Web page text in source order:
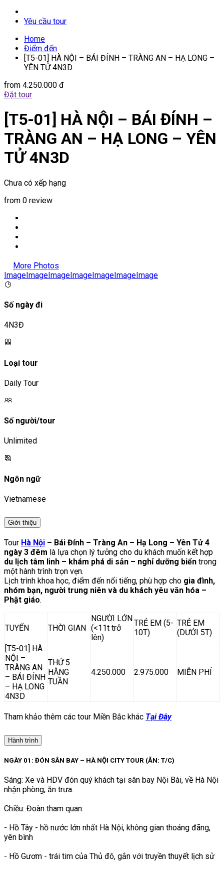
Yêu cầu tour
Home
Điểm đến
[T5-01] HÀ NỘI – BÁI ĐÍNH – TRÀNG AN – HẠ LONG –
YÊN TỬ 4N3D
from 4.250.000 đ
Đặt tour
[T5-01] HÀ NỘI – BÁI ĐÍNH –
TRÀNG AN – HẠ LONG – YÊN
TỬ 4N3D
Chưa có xếp hạng
from 0 review
More Photos
ImageImageImageImageImageImageImage
Số ngày đi
4N3Đ
Loại tour
Daily Tour
Số người/tour
Unlimited
Ngôn ngữ
Vietnamese
Giới thiệu
Tour Hà Nội – Bái Đính – Tràng An – Hạ Long – Yên Tử 4
ngày 3 đêm là lựa chọn lý tưởng cho du khách muốn kết hợp
du lịch tâm linh – khám phá di sản – nghỉ dưỡng biển trong
một hành trình trọn vẹn.
Lịch trình khoa học, điểm đến nổi tiếng, phù hợp cho gia đình,
nhóm bạn, người trung niên và du khách yêu văn hóa –
Phật giáo.
TUYẾN THỜI GIAN
NGƯỜI LỚN
(<11t trở
lên)
TRẺ EM (5-
10T)
TRẺ EM
(DƯỚI 5T)
[T5-01] HÀ
NỘI –
TRÀNG AN
– BÁI ĐÍNH
– HẠ LONG
4N3D
THỨ 5
HẰNG
TUẦN
4.250.000 2.975.000 MIỄN PHÍ
Tham khảo thêm các tour Miền Bắc khác Tại Đây
Hành trình
NGÀY 01: ĐÓN SÂN BAY – HÀ NỘI CITY TOUR (ĂN: T/C)
Sáng: Xe và HDV đón quý khách tại sân bay Nội Bài, về Hà Nội
nhận phòng, ăn trưa.
Chiều: Đoàn tham quan:
- Hồ Tây - hồ nước lớn nhất Hà Nội, không gian thoáng đãng,
yên bình
- Hồ Gươm - trái tim của Thủ đô, gắn với truyền thuyết lịch sử